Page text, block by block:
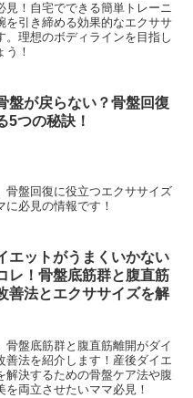
見！自宅でできる簡単トレーニ
を引き締める効果的なエクササ
理想のボディラインを目指し
！
盤が戻らない？骨盤回復
5つの秘訣！
骨盤回復に役立つエクササイズ
必見の情報です！
エットがうまくいかない
レ！骨盤底筋群と腹直筋
善法とエクササイズを解
盤底筋群と腹直筋離開がダイ
善法を紹介します！産後ダイエ
解決するための骨盤ケア法や腹
両立させたいママ必見！